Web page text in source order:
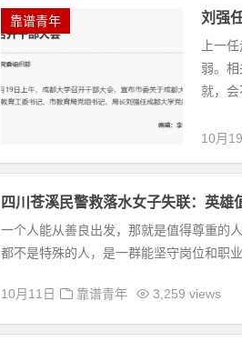
靠谱青年 刘强
上一
弱。
就，会
10月
四川苍溪民警救落水女子失联：英雄
一个人能从善良出发，那就是值得尊重的
都不是特殊的人，是一群能坚守岗位和职
10月11日 靠谱青年 3,259 views